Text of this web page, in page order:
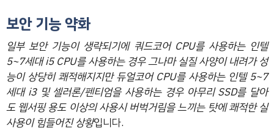
보안 기능 약화
일부 보안 기능이 생략되기에 쿼드코어 CPU를 사용하는 인텔
5~7세대 i5 CPU를 사용하는 경우 그나마 실질 사양이 내려가 성
능이 상당히 쾌적해지지만 듀얼코어 CPU를 사용하는 인텔 5~7
세대 i3 및 셀러론/펜티엄을 사용하는 경우 아무리 SSD를 달아
도 웹서핑 용도 이상의 사용시 버벅거림을 느끼는 탓에 쾌적한 실
사용이 힘들어진 상황입니다.